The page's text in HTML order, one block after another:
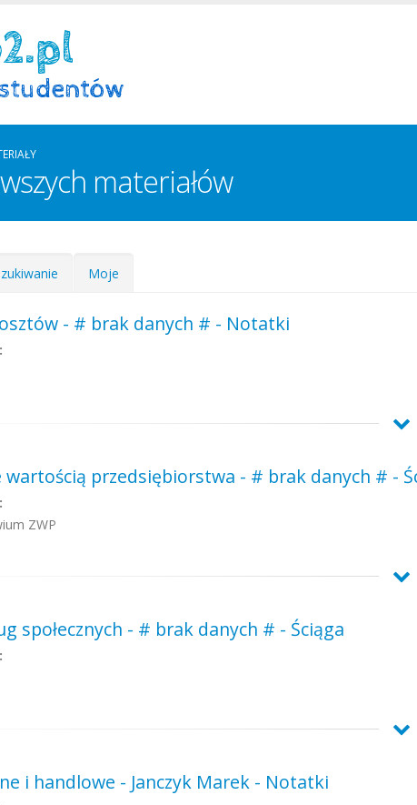
materiałów
Moje
- # brak danych # - Notatki
wartością przedsiębiorstwa - # brak danych # -
ZWP
społecznych - # brak danych # - Ściąga
i handlowe - Janczyk Marek - Notatki